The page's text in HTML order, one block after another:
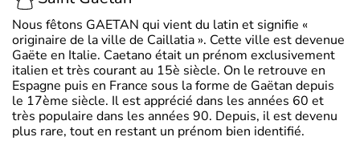
Nous fêtons GAETAN qui vient du latin et signifie «
originaire de la ville de Caillatia ». Cette ville est devenue
Gaëte en Italie. Caetano était un prénom exclusivement
italien et très courant au 15è siècle. On le retrouve en
Espagne puis en France sous la forme de Gaëtan depuis
le 17ème siècle. Il est apprécié dans les années 60 et
très populaire dans les années 90. Depuis, il est devenu
plus rare, tout en restant un prénom bien identifié.